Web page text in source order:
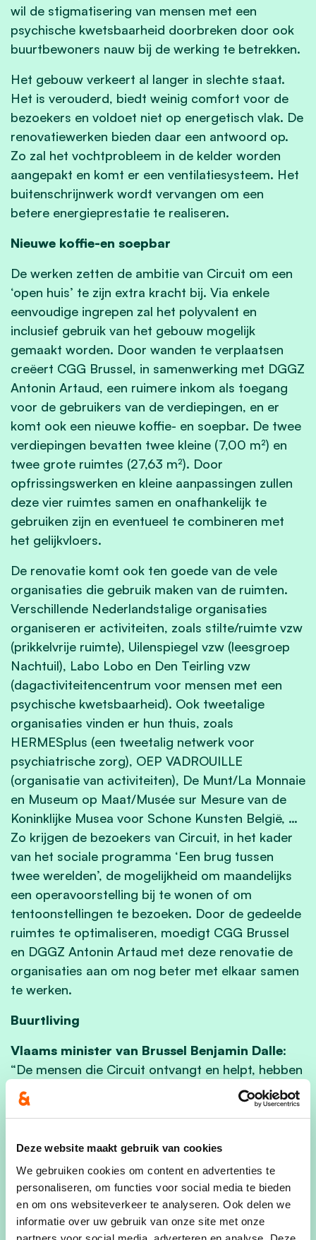
Deze website maakt gebruik van cookies
We gebruiken cookies om content en advertenties te
personaliseren, om functies voor social media te bieden
en om ons websiteverkeer te analyseren. Ook delen we
informatie over uw gebruik van onze site met onze
wil de stigmatisering van mensen met een
psychische kwetsbaarheid doorbreken door ook
buurtbewoners nauw bij de werking te betrekken.
Het gebouw verkeert al langer in slechte staat.
Het is verouderd, biedt weinig comfort voor de
bezoekers en voldoet niet op energetisch vlak. De
renovatiewerken bieden daar een antwoord op.
Zo zal het vochtprobleem in de kelder worden
aangepakt en komt er een ventilatiesysteem. Het
buitenschrijnwerk wordt vervangen om een
betere energieprestatie te realiseren.
Nieuwe koffie-en soepbar
De werken zetten de ambitie van Circuit om een
‘open huis’ te zijn extra kracht bij. Via enkele
eenvoudige ingrepen zal het polyvalent en
inclusief gebruik van het gebouw mogelijk
gemaakt worden. Door wanden te verplaatsen
creëert CGG Brussel, in samenwerking met DGGZ
Antonin Artaud, een ruimere inkom als toegang
voor de gebruikers van de verdiepingen, en er
komt ook een nieuwe koffie- en soepbar. De twee
verdiepingen bevatten twee kleine (7,00 m²) en
twee grote ruimtes (27,63 m²). Door
opfrissingswerken en kleine aanpassingen zullen
deze vier ruimtes samen en onafhankelijk te
gebruiken zijn en eventueel te combineren met
het gelijkvloers.
De renovatie komt ook ten goede van de vele
organisaties die gebruik maken van de ruimten.
Verschillende Nederlandstalige organisaties
organiseren er activiteiten, zoals stilte/ruimte vzw
(prikkelvrije ruimte), Uilenspiegel vzw (leesgroep
Nachtuil), Labo Lobo en Den Teirling vzw
(dagactiviteitencentrum voor mensen met een
psychische kwetsbaarheid). Ook tweetalige
organisaties vinden er hun thuis, zoals
HERMESplus (een tweetalig netwerk voor
psychiatrische zorg), OEP VADROUILLE
(organisatie van activiteiten), De Munt/La Monnaie
en Museum op Maat/Musée sur Mesure van de
Koninklijke Musea voor Schone Kunsten België, …
Zo krijgen de bezoekers van Circuit, in het kader
van het sociale programma ‘Een brug tussen
twee werelden’, de mogelijkheid om maandelijks
een operavoorstelling bij te wonen of om
tentoonstellingen te bezoeken. Door de gedeelde
ruimtes te optimaliseren, moedigt CGG Brussel
en DGGZ Antonin Artaud met deze renovatie de
organisaties aan om nog beter met elkaar samen
te werken.
Buurtliving
Vlaams minister van Brussel Benjamin Dalle:
“De mensen die Circuit ontvangt en helpt, hebben
warmte nodig. Dat kon het sterk verouderde pand
hen niet bieden. Deze broodnodige renovatie
laagdrempelige ontmoetingsruimte maken. We
zien Circuit als een grote buurtliving, het
verlengstuk van een thuis van mensen die zich niet
goed in hun vel voelen. Het is een belangrijke
sleutel in het gevecht tegen eenzaamheid in de